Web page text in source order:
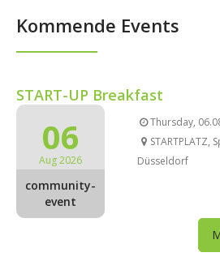
Kommende Events
START-UP Breakfast
06
Aug 2026
community-
event
Thursday,
STARTPLATZ,
Düsseldorf